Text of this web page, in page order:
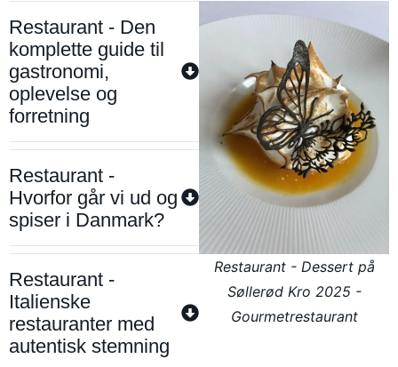
Restaurant - Den
komplette guide til
gastronomi,
oplevelse og
forretning
Restaurant -
Hvorfor går vi ud og
spiser i Danmark?
Restaurant -
Italienske
restauranter med
autentisk stemning
Restaurant - Dessert på
Søllerød Kro 2025 -
Gourmetrestaurant